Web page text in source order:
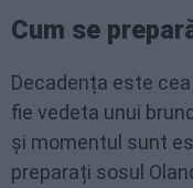
Cum se
Decadența este
fie vedeta unui
și momentul sunt
preparați sosul